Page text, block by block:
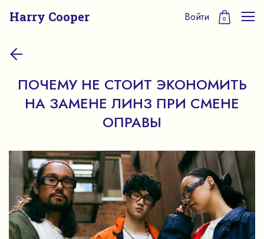
Harry Cooper Войти 0
ПОЧЕМУ НЕ СТОИТ ЭКОНОМИТЬ
НА ЗАМЕНЕ ЛИНЗ ПРИ СМЕНЕ
ОПРАВЫ